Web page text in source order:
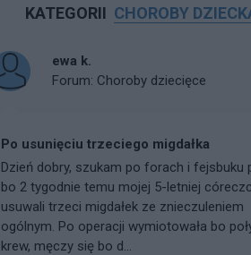
KATEGORII CHOROBY
ewa k.
Forum: Choroby dziecięce
Po usunięciu trzeciego migdałka
Dzień dobry, szukam po forach i fejsbuku
bo 2 tygodnie temu mojej 5-letniej
usuwali trzeci migdałek ze znieczuleniem
ogólnym. Po operacji wymiotowała bo
krew, męczy się bo d...